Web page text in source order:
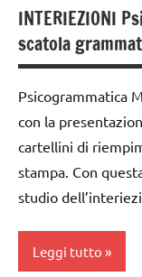
dai
anni
grammatica
GUIDA
DIDATTICA
MONTESSORI
italiano
analisi
grammaticale
Montessori
classe
1a
classe
2a
3a
dai
INTERIEZIONI
scatola
Psicogrammatica
con la
cartellini di
stampa. Con
studio
Leggi tutto